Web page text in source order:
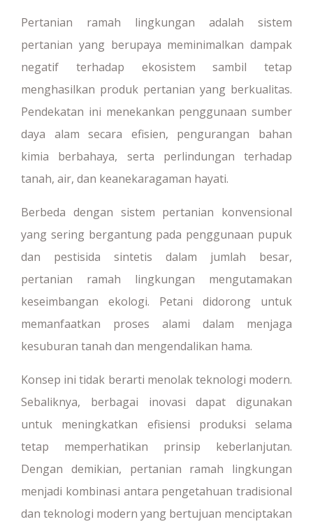
Pertanian ramah lingkungan adalah sistem
pertanian yang berupaya meminimalkan dampak
negatif terhadap ekosistem sambil tetap
menghasilkan produk pertanian yang berkualitas.
Pendekatan ini menekankan penggunaan sumber
daya alam secara efisien, pengurangan bahan
kimia berbahaya, serta perlindungan terhadap
tanah, air, dan keanekaragaman hayati.
Berbeda dengan sistem pertanian konvensional
yang sering bergantung pada penggunaan pupuk
dan pestisida sintetis dalam jumlah besar,
pertanian ramah lingkungan mengutamakan
keseimbangan ekologi. Petani didorong untuk
memanfaatkan proses alami dalam menjaga
kesuburan tanah dan mengendalikan hama.
Konsep ini tidak berarti menolak teknologi modern.
Sebaliknya, berbagai inovasi dapat digunakan
untuk meningkatkan efisiensi produksi selama
tetap memperhatikan prinsip keberlanjutan.
Dengan demikian, pertanian ramah lingkungan
menjadi kombinasi antara pengetahuan tradisional
dan teknologi modern yang bertujuan menciptakan